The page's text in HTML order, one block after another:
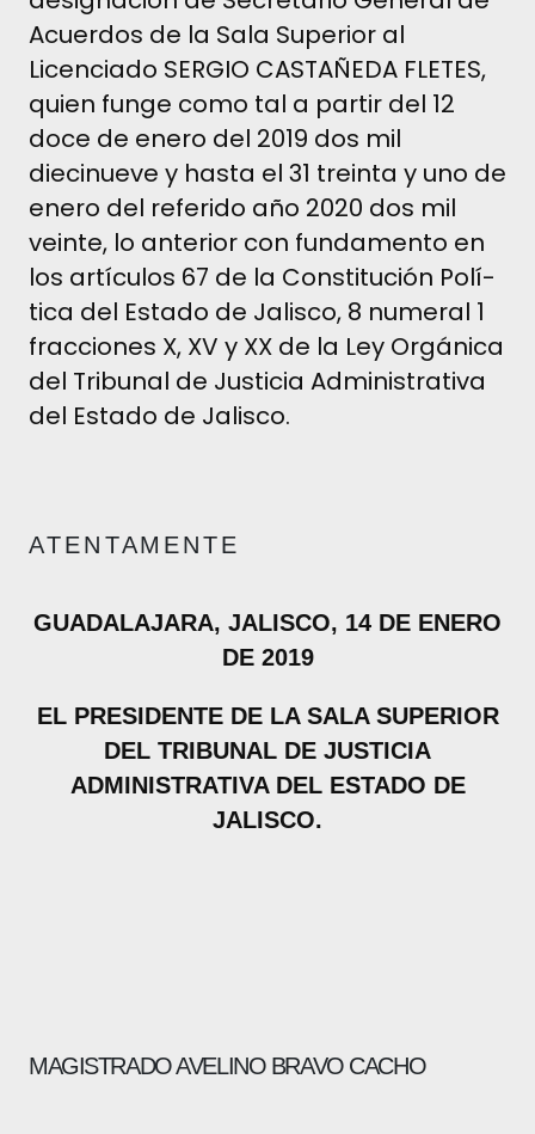
Acuerdos de la Sala Superior al
Licenciado SERGIO CASTAÑEDA FLETES,
quien funge como tal a partir del 12
doce de enero del 2019 dos mil
diecinueve y hasta el 31 treinta y uno de
enero del referido año 2020 dos mil
veinte, lo anterior con fundamento en
los artí­culos 67 de la Constitución Polí­
tica del Estado de Jalisco, 8 numeral 1
fracciones X, XV y XX de la Ley Orgánica
del Tribunal de Justicia Administrativa
del Estado de Jalisco.
A T E N T A M E N T E
GUADALAJARA, JALISCO, 14 DE ENERO
DE 2019
EL PRESIDENTE DE LA SALA SUPERIOR
DEL TRIBUNAL DE JUSTICIA
ADMINISTRATIVA DEL ESTADO DE
JALISCO.
MAGISTRADO AVELINO BRAVO CACHO